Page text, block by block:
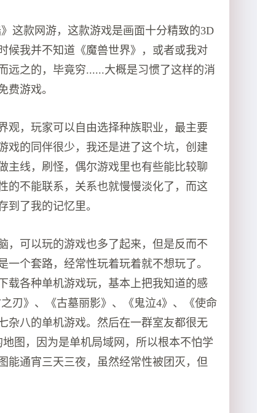
这款网游，这款游戏是画面十分精致的3D
候我并不知道《魔兽世界》，或者或我对
远之的，毕竟穷......大概是习惯了这样的消
费游戏。
观，玩家可以自由选择种族职业，最主要
戏的同伴很少，我还是进了这个坑，创建
主线，刷怪，偶尔游戏里也有些能比较聊
的不能联系，关系也就慢慢淡化了，而这
到了我的记忆里。
，可以玩的游戏也多了起来，但是反而不
个套路，经常性玩着玩着就不想玩了。
载各种单机游戏玩，基本上把我知道的感
刃》、《古墓丽影》、《鬼泣4》、《使命
杂八的单机游戏。然后在一群室友都很无
图，因为是单机局域网，所以根本不怕学
能通宵三天三夜，虽然经常性被团灭，但